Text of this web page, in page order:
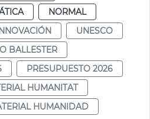
NORMAL
UNESCO
BALLESTER
PRESUPUESTO 2026
HUMANITAT
HUMANIDAD